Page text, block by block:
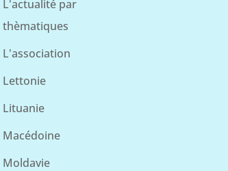
L'actualité par
thèmatiques
L'association
Lettonie
Lituanie
Macédoine
Moldavie